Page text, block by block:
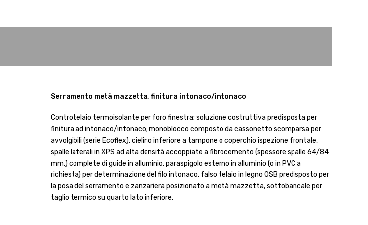
Serramento metà mazzetta, finitura intonaco/intonaco
Controtelaio termoisolante per foro finestra; soluzione costruttiva predisposta per
finitura ad intonaco/intonaco; monoblocco composto da cassonetto scomparsa per
avvolgibili (serie Ecoflex), cielino inferiore a tampone o coperchio ispezione frontale,
spalle laterali in XPS ad alta densità accoppiate a fibrocemento (spessore spalle 64/84
mm.) complete di guide in alluminio, paraspigolo esterno in alluminio (o in PVC a
richiesta) per determinazione del filo intonaco, falso telaio in legno OSB predisposto per
la posa del serramento e zanzariera posizionato a metà mazzetta, sottobancale per
taglio termico su quarto lato inferiore.